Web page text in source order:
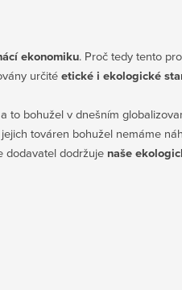
ekonomiku. Proč tedy tento
určitéetické i ekologické
to bohužel v dnešním
továren bohužel nemáme
dodavatel dodržuje naše